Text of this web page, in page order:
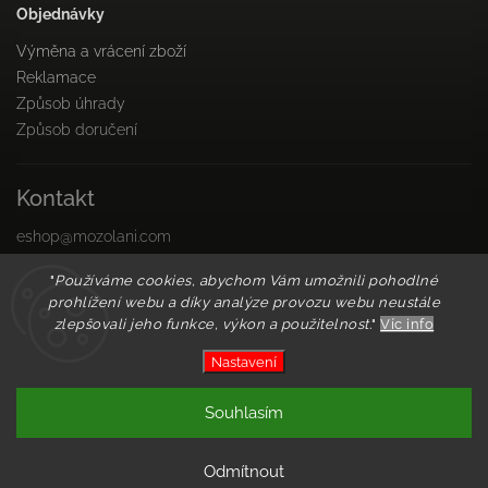
"Používáme cookies, abychom Vám umožnili pohodlné
prohlížení webu a díky analýze provozu webu neustále
zlepšovali jeho funkce, výkon a použitelnost."Víc info
Nastavení
Odmítnout
Souhlasím
Objednávky
Výměna a vrácení zboží
Reklamace
Způsob úhrady
Způsob doručení
Kontakt
eshop@mozolani.com
PO-PIA 8:00 do 16:00
Facebook
Instagram
vyhrazena.
VytvořilShoptet| DesignShoptak.cz